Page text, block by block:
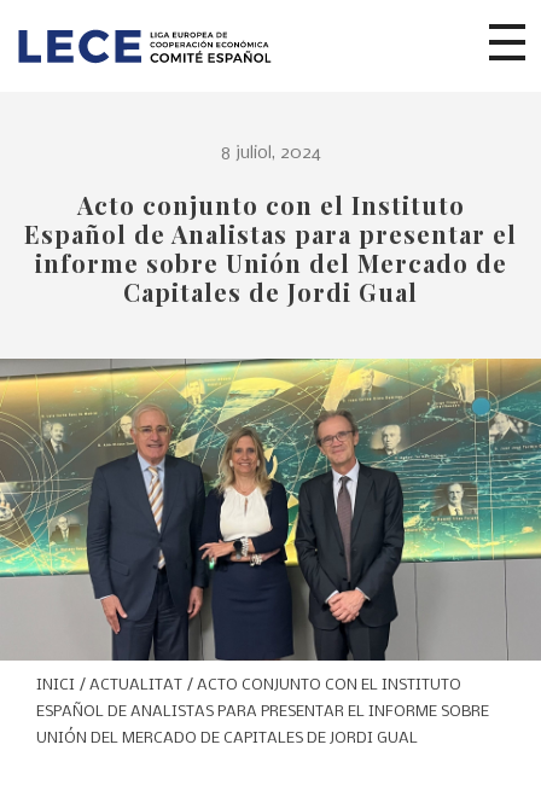
8 juliol, 2024
Acto conjunto con el Instituto
Español de Analistas para presentar el
informe sobre Unión del Mercado de
Capitales de Jordi Gual
INICI / ACTUALITAT / ACTO CONJUNTO CON EL INSTITUTO
ESPAÑOL DE ANALISTAS PARA PRESENTAR EL INFORME SOBRE
UNIÓN DEL MERCADO DE CAPITALES DE JORDI GUAL